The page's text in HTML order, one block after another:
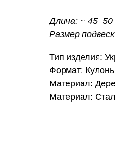
Длина: ~ 45−50
Размер
Тип изделия:
Формат: Кулоны
Материал:
Материал: